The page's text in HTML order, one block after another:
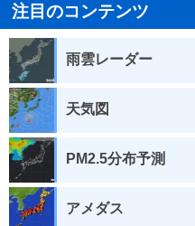
注目のコンテンツ
雨雲レーダー
天気図
PM2.5分布予測
アメダス